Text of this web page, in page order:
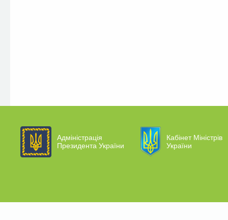
Адміністрація
Президента України
Кабінет Міністрів
України